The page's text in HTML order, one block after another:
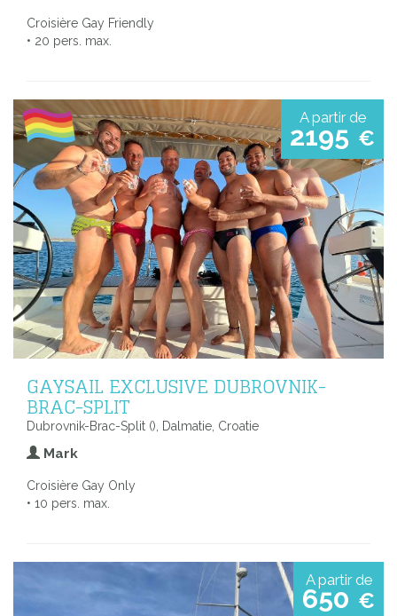
Croisière Gay Friendly
• 20 pers. max.
A partir de
2195 €
GAYSAIL EXCLUSIVE DUBROVNIK-
BRAC-SPLIT
Dubrovnik-Brac-Split (), Dalmatie, Croatie
Mark
Croisière Gay Only
• 10 pers. max.
A partir de
650 €